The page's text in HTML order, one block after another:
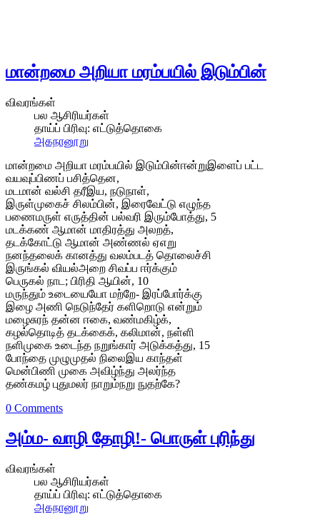
மான்றமை அறியா மரம்பயில் இடும்பின்
விவரங்கள்
பல ஆசிரியர்கள்
தாய்ப் பிரிவு: எட்டுத்தொகை
அகநானூறு
மான்றமை அறியா மரம்பயில் இடும்பின்ஈன்றுஇளைப் பட்ட
வயவுப்பிணப் பசித்தென,
மடமான் வல்சி தரீஇய, நடுநாள்,
இருள்முகைச் சிலம்பின், இரைவேட்டு எழுந்த
பணைமருள் எருத்தின் பல்வரி இரும்போத்து, 5
மடக்கண் ஆமான் மாதிரத்து அலறத்,
தடக்கோட்டு ஆமான் அண்ணல் ஏஎறு
நனந்தலைக் கானத்து வலம்படத் தொலைச்சி
இருங்கல் வியல்அறை சிவப்ப ஈர்க்கும்
பெருகல் நாட; பிரிதி ஆயின், 10
மருந்தும் உடையையோ மற்றே- இரப்போர்க்கு
இழை அணி நெடுந்தேர் களிறொடு என்றும்
மழைசுரந் தன்ன ஈகை, வண்மகிழ்க்,
கழல்தொடித் தடக்கைக், கலிமான், நள்ளி
நளிமுகை உடைந்த நறுங்கார் அடுக்கத்து, 15
போந்தை முழுமுதல் நிலைஇய காந்தள்
மென்பிணி முகை அவிழ்ந்து அலர்ந்த
தண்கமழ் புதுமலர் நாறும்நறு நுதற்கே?
0 Comments
அம்ம- வாழி தோழி!- பொருள் புரிந்து
விவரங்கள்
பல ஆசிரியர்கள்
தாய்ப் பிரிவு: எட்டுத்தொகை
அகநானூறு